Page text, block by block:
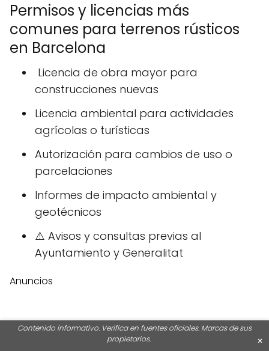
Permisos y licencias más
comunes para terrenos rústicos
en Barcelona
️ Licencia de obra mayor para
construcciones nuevas
Licencia ambiental para actividades
agrícolas o turísticas
Autorización para cambios de uso o
parcelaciones
Informes de impacto ambiental y
geotécnicos
⚠️ Avisos y consultas previas al
Ayuntamiento y Generalitat
Anuncios
Asesoramiento profesional:
Contenido informativo. Verifica en fuentes oficiales. Marcas de sus
propietarios.
×